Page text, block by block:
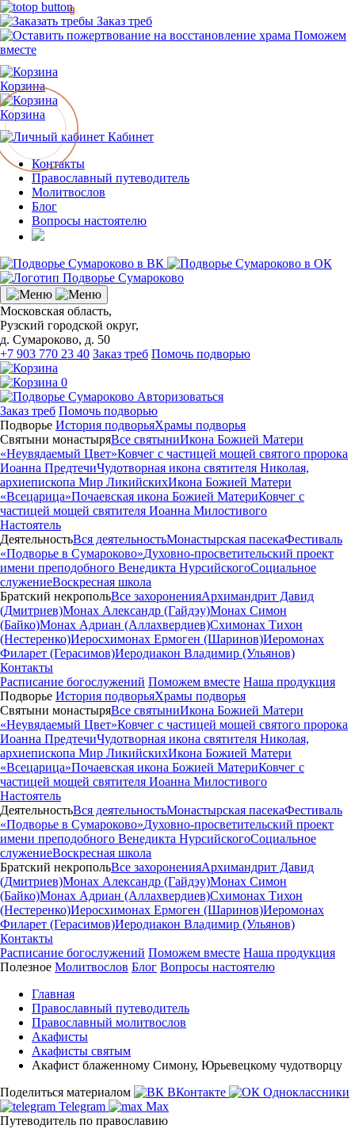
Заказ треб
Поможем
вместе
Корзина
Корзина
0
Кабинет
Контакты
Православный путеводитель
Молитвослов
Блог
Вопросы настоятелю
Московская область,
Рузский городской округ,
д. Сумароково, д. 50
+7 903 770 23 40 Заказ треб Помочь подворью
0
Авторизоваться
Заказ треб Помочь подворью
Подворье История подворьяХрамы подворья
Святыни монастыряВсе святыниИкона Божией Матери
«Неувядаемый Цвет»Ковчег с частицей мощей святого пророка
Иоанна ПредтечиЧудотворная икона святителя Николая,
архиепископа Мир ЛикийскихИкона Божией Матери
«Всецарица»Почаевская икона Божией МатериКовчег с
частицей мощей святителя Иоанна Милостивого
Настоятель
ДеятельностьВся деятельностьМонастырская пасекаФестиваль
«Подворье в Сумароково»Духовно-просветительский проект
имени преподобного Венедикта НурсийскогоСоциальное
служениеВоскресная школа
Братский некропольВсе захороненияАрхимандрит Давид
(Дмитриев)Монах Александр (Гайдэу)Монах Симон
(Байко)Монах Адриан (Аллахвердиев)Схимонах Тихон
(Нестеренко)Иеросхимонах Ермоген (Шаринов)Иеромонах
Филарет (Герасимов)Иеродиакон Владимир (Ульянов)
Контакты
Расписание богослужений Поможем вместе Наша продукция
Подворье История подворьяХрамы подворья
Святыни монастыряВсе святыниИкона Божией Матери
«Неувядаемый Цвет»Ковчег с частицей мощей святого пророка
Иоанна ПредтечиЧудотворная икона святителя Николая,
архиепископа Мир ЛикийскихИкона Божией Матери
«Всецарица»Почаевская икона Божией МатериКовчег с
частицей мощей святителя Иоанна Милостивого
Настоятель
ДеятельностьВся деятельностьМонастырская пасекаФестиваль
«Подворье в Сумароково»Духовно-просветительский проект
имени преподобного Венедикта НурсийскогоСоциальное
служениеВоскресная школа
Братский некропольВсе захороненияАрхимандрит Давид
(Дмитриев)Монах Александр (Гайдэу)Монах Симон
(Байко)Монах Адриан (Аллахвердиев)Схимонах Тихон
(Нестеренко)Иеросхимонах Ермоген (Шаринов)Иеромонах
Филарет (Герасимов)Иеродиакон Владимир (Ульянов)
Контакты
Расписание богослужений Поможем вместе Наша продукция
Полезное Молитвослов Блог Вопросы настоятелю
Главная
Православный путеводитель
Православный молитвослов
Акафисты
Акафисты святым
Акафист блаженному Симону, Юрьевецкому чудотворцу
Поделиться материалом
ВКонтакте
Одноклассники
Telegram
Max
Путеводитель по православию